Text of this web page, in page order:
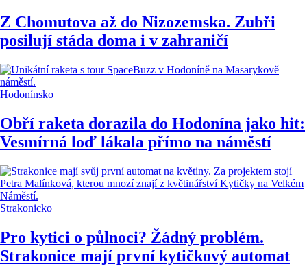
Z Chomutova až do Nizozemska. Zubři
posilují stáda doma i v zahraničí
Hodonínsko
Obří raketa dorazila do Hodonína jako hit:
Vesmírná loď lákala přímo na náměstí
Strakonicko
Pro kytici o půlnoci? Žádný problém.
Strakonice mají první kytičkový automat